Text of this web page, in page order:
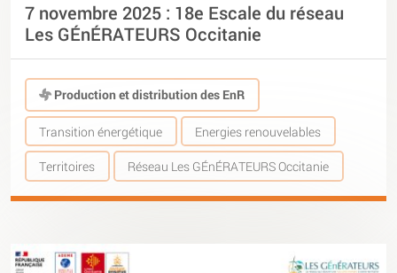
7 novembre 2025 : 18e Escale du réseau
Les GÉnÉRATEURS Occitanie
Production et distribution des EnR
Transition énergétique Energies renouvelables
Territoires Réseau Les GÉnÉRATEURS Occitanie